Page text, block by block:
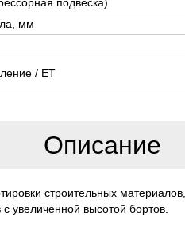
мм
/ ЕТ
Описание
строительных
с увеличенной высотой бортов.